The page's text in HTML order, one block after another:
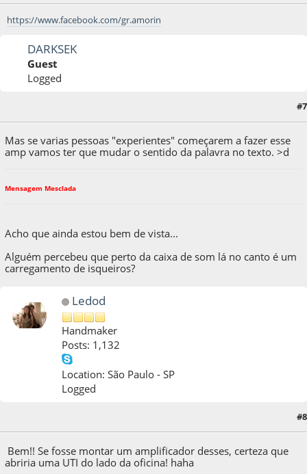
https://www.facebook.com/gr.amorin
DARKSEK
Guest
Logged
#7
Mas se varias pessoas "experientes" começarem a fazer esse
amp vamos ter que mudar o sentido da palavra no texto. >d
Mensagem Mesclada
Acho que ainda estou bem de vista...
Alguém percebeu que perto da caixa de som lá no canto é um
carregamento de isqueiros?
Ledod
Handmaker
Posts: 1,132
Location: São Paulo - SP
Logged
#8
Bem!! Se fosse montar um amplificador desses, certeza que
abriria uma UTI do lado da oficina! haha